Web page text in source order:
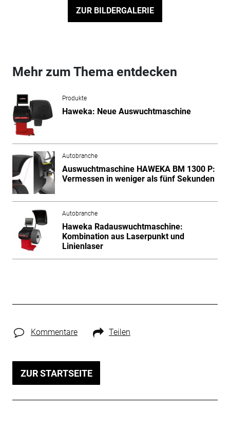
ZUR BILDERGALERIE
Mehr zum Thema entdecken
Produkte
Haweka: Neue Auswuchtmaschine
Autobranche
Auswuchtmaschine HAWEKA BM 1300 P:
Vermessen in weniger als fünf Sekunden
Autobranche
Haweka Radauswuchtmaschine:
Kombination aus Laserpunkt und
Linienlaser
Kommentare Teilen
ZUR STARTSEITE